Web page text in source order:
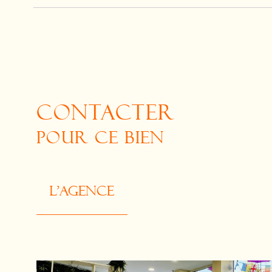
CONTACTER
POUR CE BIEN
L'agence